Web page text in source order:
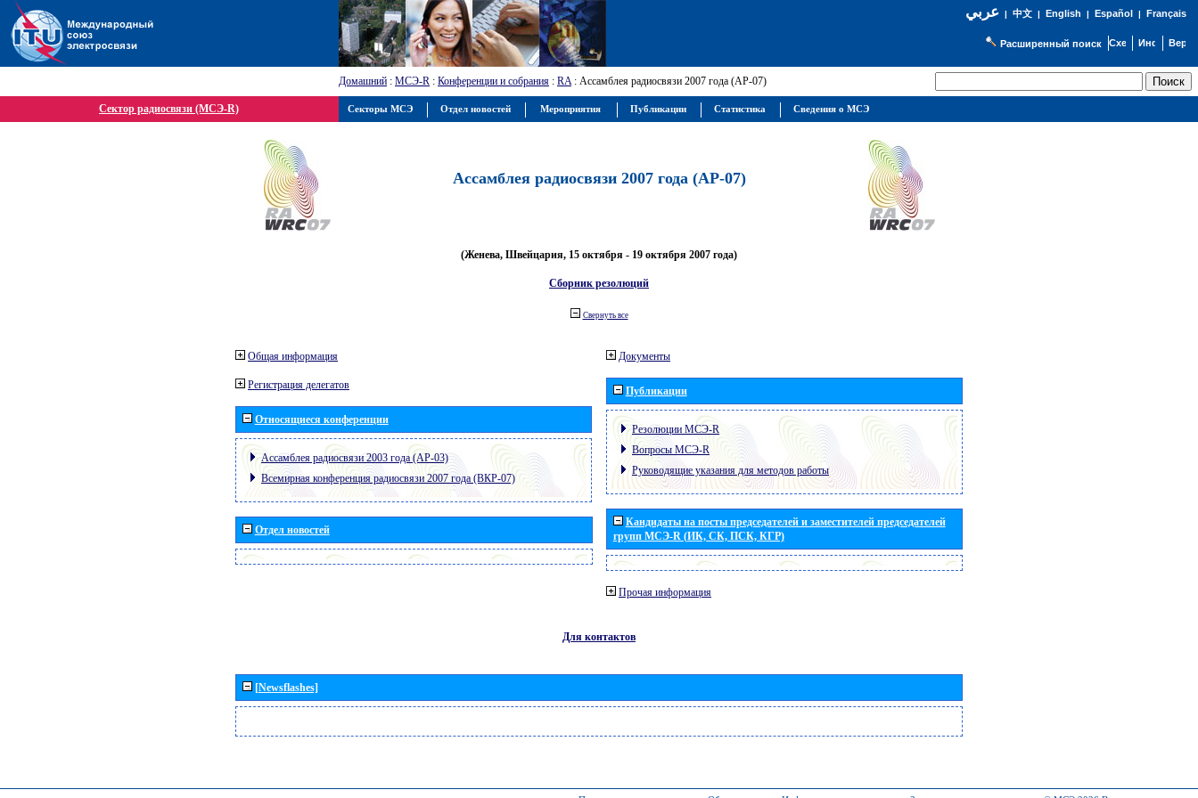
عربي| 中文| English | Español | Français
Расширенный поиск
Домашний : МСЭ-R : Конференции и собрания : RA: Ассамблея радиосвязи 2007 года (АР-07)
Сектор радиосвязи (МСЭ-R)
Ассамблея радиосвязи 2007 года (АР-07)
(Женева, Швейцария, 15 октября - 19 октября 2007 года)
Сборник резолюций
Свернуть все
Общая информация
Регистрация делегатов
Относящиеся конференции
Ассамблея радиосвязи 2003 года (АР-03)
Всемирная конференция радиосвязи 2007 года (ВКР-07)
Отдел новостей
Документы
Публикации
Резолюции МСЭ-R
Вопросы МСЭ-R
Руководящие указания для методов работы
Кандидаты на посты председателей и заместителей председателей
групп МСЭ-R (ИК, СК, ПСК, КГР)
Прочая информация
Для контактов
[Newsflashes]
Секторы МСЭ Отдел новостей Мероприятия Публикации Статистика Сведения о МСЭ